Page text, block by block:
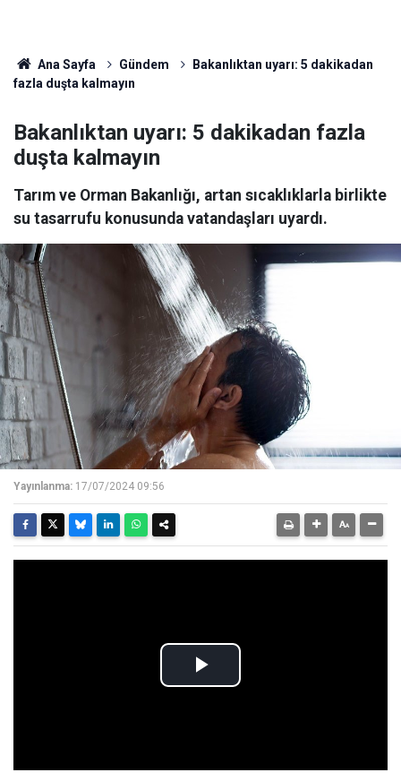
Ana Sayfa Gündem
Bakanlıktan uyarı: 5 dakikadan
fazla duşta kalmayın
Bakanlıktan uyarı: 5 dakikadan fazla
duşta kalmayın
Tarım ve Orman Bakanlığı, artan sıcaklıklarla birlikte
su tasarrufu konusunda vatandaşları uyardı.
Yayınlanma: 17/07/2024 09:56